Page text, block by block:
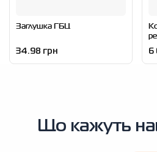
Заглушка ГБЦ
34.98 грн 6
Що кажуть